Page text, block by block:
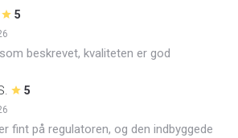
5
beskrevet, kvaliteten er god
5
fint på regulatoren, og den indbyggede